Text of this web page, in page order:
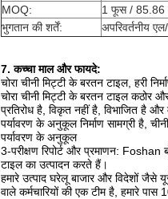
MOQ:
1 फूस / 85.86
भुगतान की शर्तें:
अपरिवर्तनीय
7. कच्चा माल और फायदे:
चोरा चीनी मिट्टी के बरतन टाइल, हरी
चोरा चीनी मिट्टी के बरतन टाइल
प्रतिरोध है, विकृत नहीं है, विभाजित है
पर्यावरण के अनुकूल निर्माण सामग्री है,
पर्यावरण के अनुकूल
3-परीक्षण रिपोर्ट और प्रमाणन:
टाइल का उत्पादन करते हैं।
हमारे उत्पाद घरेलू बाजार और विदेशों जैसे
वाले कर्मचारियों की एक टीम है, हमारे